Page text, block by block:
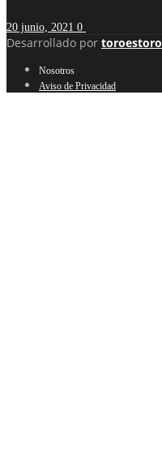
20 junio, 2021 0
Desarrollado por toroestoro
Nosotros
Aviso de Privacidad